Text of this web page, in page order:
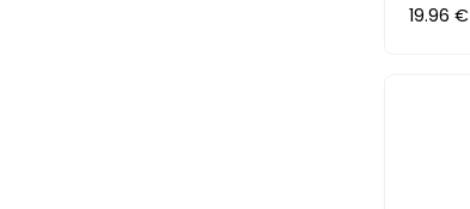
19.96 €